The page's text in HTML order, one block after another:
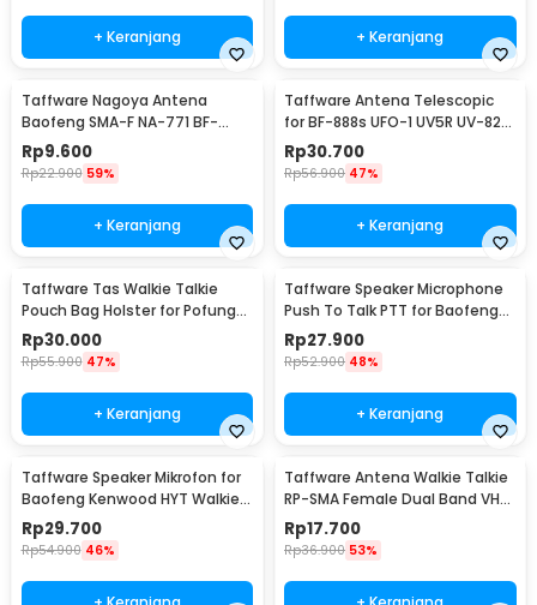
+ Keranjang + Keranjang
Taffware Nagoya Antena
Baofeng SMA-F NA-771 BF-
UV5R 888S UFO-1 UV5RE
Rp9.600
Rp22.900 59%
+ Keranjang
Taffware Antena Telescopic
for BF-888s UFO-1 UV5R UV-82
UV-T8
Rp30.700
Rp56.900 47%
+ Keranjang
Taffware Tas Walkie Talkie
Pouch Bag Holster for Pofung
Baofeng - MSC-20B
Rp30.000
Rp55.900 47%
+ Keranjang
Taffware Speaker Microphone
Push To Talk PTT for Baofeng
Walkie Talkie - RS-114
Rp27.900
Rp52.900 48%
+ Keranjang
Taffware Speaker Mikrofon for
Baofeng Kenwood HYT Walkie
Talkie - KMC
Rp29.700
Rp54.900 46%
Taffware Antena Walkie Talkie
RP-SMA Female Dual Band VHF
UHF Baofeng - UT-106UV
Rp17.700
Rp36.900 53%